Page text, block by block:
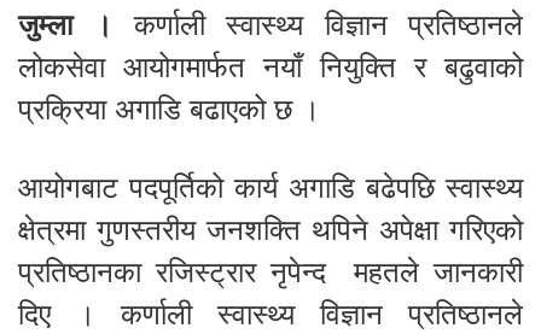
जुम्ला ।
कर्णाली स्वास्थ्य विज्ञान प्रतिष्ठानले
लोकसेवा आयोगमार्फत नयाँ नियुक्ति र बढुवाको
प्रक्रिया अगाडि बढाएको छ ।
आयोगबाट पदपूर्तिको कार्य अगाडि बढेपछि स्वास्थ्य
क्षेत्रमा गुणस्तरीय जनशक्ति थपिने अपेक्षा गरिएको
प्रतिष्ठानका रजिस्ट्रार नृपेन्द महतले जानकारी
दिए । कर्णाली स्वास्थ्य विज्ञान प्रतिष्ठानले